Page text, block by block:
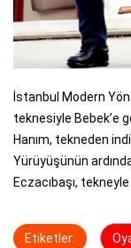
İstanbul Modern
teknesiyle Bebek’e
Hanım, tekneden
Yürüyüşünün
Eczacıbaşı,
Etiketler: